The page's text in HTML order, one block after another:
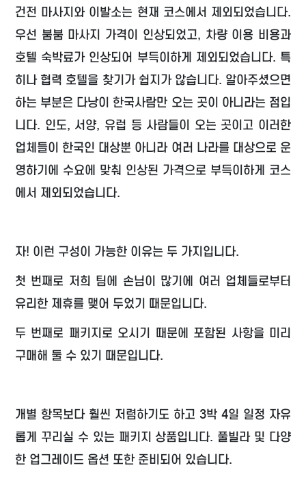
건전 마사지와 이발소는 현재 코스에서 제외되었습니다.
우선 붐붐 마사지 가격이 인상되었고, 차량 이용 비용과
호텔 숙박료가 인상되어 부득이하게 제외되었습니다. 특
히나 협력 호텔을 찾기가 쉽지가 않습니다. 알아주셨으면
하는 부분은 다낭이 한국사람만 오는 곳이 아니라는 점입
니다. 인도, 서양, 유럽 등 사람들이 오는 곳이고 이러한
업체들이 한국인 대상뿐 아니라 여러 나라를 대상으로 운
영하기에 수요에 맞춰 인상된 가격으로 부득이하게 코스
에서 제외되었습니다.
자! 이런 구성이 가능한 이유는 두 가지입니다.
첫 번째로 저희 팀에 손님이 많기에 여러 업체들로부터
유리한 제휴를 맺어 두었기 때문입니다.
두 번째로 패키지로 오시기 때문에 포함된 사항을 미리
구매해 둘 수 있기 때문입니다.
개별 항목보다 훨씬 저렴하기도 하고 3박 4일 일정 자유
롭게 꾸리실 수 있는 패키지 상품입니다. 풀빌라 및 다양
한 업그레이드 옵션 또한 준비되어 있습니다.